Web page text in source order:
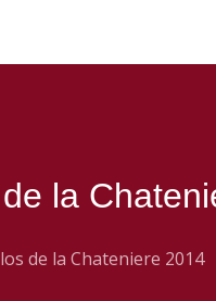
la
de la Chateniere 2014